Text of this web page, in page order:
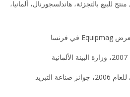
للبيع بالتجزئة، هاندلسجورنال، ألمانيا،
التبريد